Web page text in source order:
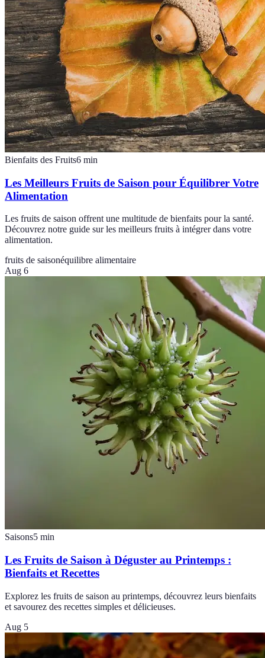
Bienfaits des Fruits6 min
Les Meilleurs Fruits de Saison pour Équilibrer Votre
Alimentation
Les fruits de saison offrent une multitude de bienfaits pour la santé.
Découvrez notre guide sur les meilleurs fruits à intégrer dans votre
alimentation.
fruits de saisonéquilibre alimentaire
Aug 6
Saisons5 min
Les Fruits de Saison à Déguster au Printemps :
Bienfaits et Recettes
Explorez les fruits de saison au printemps, découvrez leurs bienfaits
et savourez des recettes simples et délicieuses.
Aug 5